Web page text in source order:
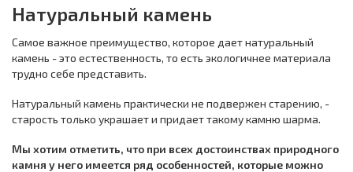
Натуральный камень
Самое важное преимущество, которое дает натуральный
камень - это естественность, то есть экологичнее материала
трудно себе представить.
Натуральный камень практически не подвержен старению, -
старость только украшает и придает такому камню шарма.
Мы хотим отметить, что при всех достоинствах природного
камня у него имеется ряд особенностей, которые можно